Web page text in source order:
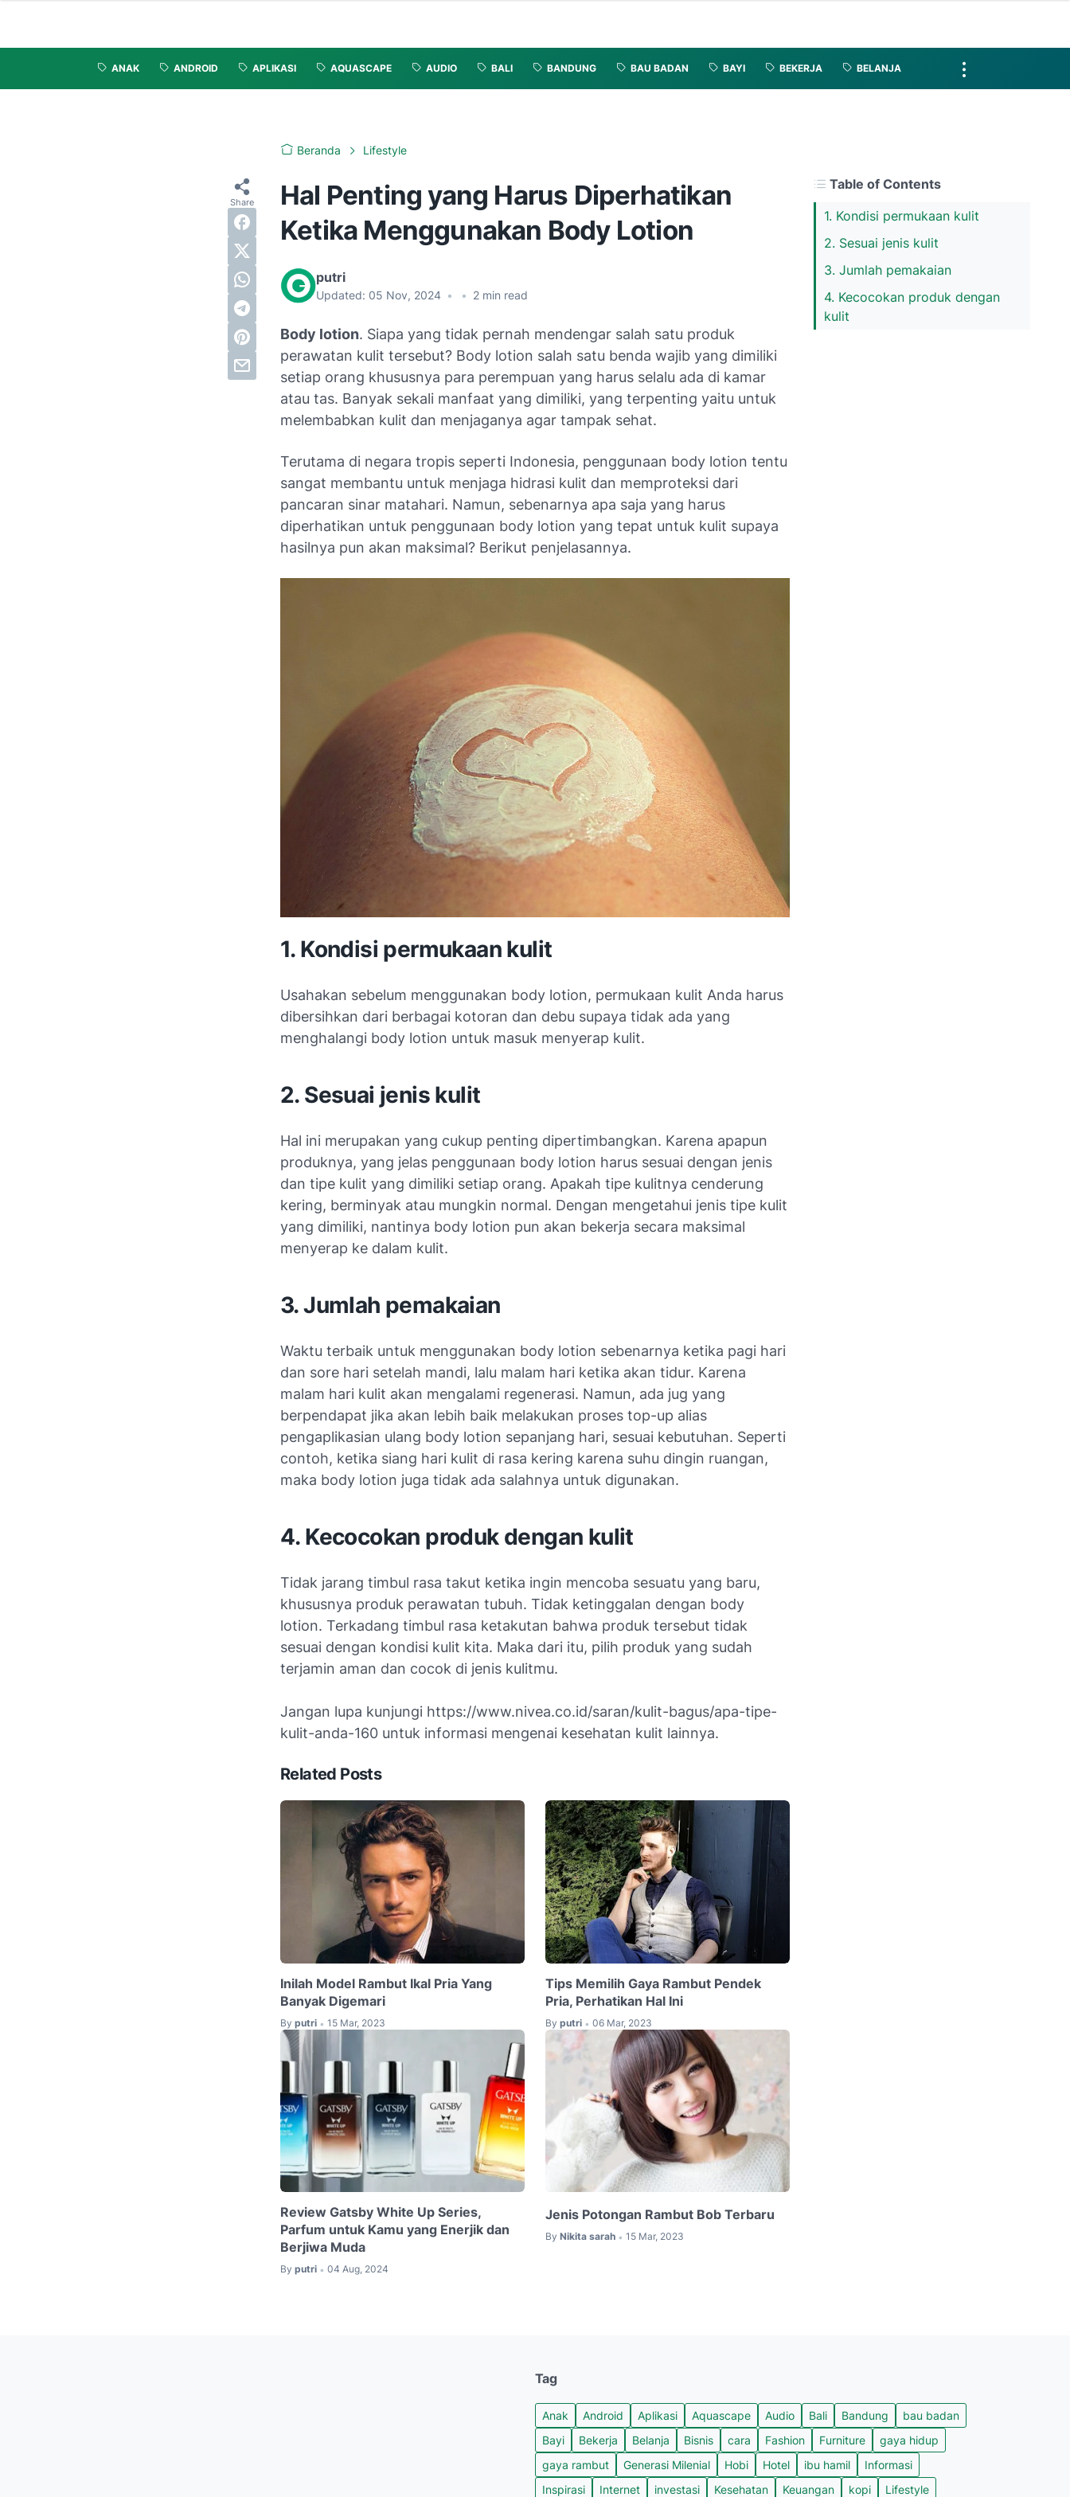
ANAK ANDROID APLIKASI AQUASCAPE AUDIO BALI BANDUNG BAU BADAN BAYI BEKERJA BELANJA
Beranda Lifestyle
Hal Penting yang Harus Diperhatikan
Ketika Menggunakan Body Lotion
putri
Updated: 05 Nov, 2024 • • 2 min read
Table of Contents
1. Kondisi permukaan kulit
2. Sesuai jenis kulit
3. Jumlah pemakaian
4. Kecocokan produk dengan
kulit
Body lotion. Siapa yang tidak pernah mendengar salah satu produk
perawatan kulit tersebut? Body lotion salah satu benda wajib yang dimiliki
setiap orang khususnya para perempuan yang harus selalu ada di kamar
atau tas. Banyak sekali manfaat yang dimiliki, yang terpenting yaitu untuk
melembabkan kulit dan menjaganya agar tampak sehat.
Terutama di negara tropis seperti Indonesia, penggunaan body lotion tentu
sangat membantu untuk menjaga hidrasi kulit dan memproteksi dari
pancaran sinar matahari. Namun, sebenarnya apa saja yang harus
diperhatikan untuk penggunaan body lotion yang tepat untuk kulit supaya
hasilnya pun akan maksimal? Berikut penjelasannya.
1. Kondisi permukaan kulit
Usahakan sebelum menggunakan body lotion, permukaan kulit Anda harus
dibersihkan dari berbagai kotoran dan debu supaya tidak ada yang
menghalangi body lotion untuk masuk menyerap kulit.
2. Sesuai jenis kulit
Hal ini merupakan yang cukup penting dipertimbangkan. Karena apapun
produknya, yang jelas penggunaan body lotion harus sesuai dengan jenis
dan tipe kulit yang dimiliki setiap orang. Apakah tipe kulitnya cenderung
kering, berminyak atau mungkin normal. Dengan mengetahui jenis tipe kulit
yang dimiliki, nantinya body lotion pun akan bekerja secara maksimal
menyerap ke dalam kulit.
3. Jumlah pemakaian
Waktu terbaik untuk menggunakan body lotion sebenarnya ketika pagi hari
dan sore hari setelah mandi, lalu malam hari ketika akan tidur. Karena
malam hari kulit akan mengalami regenerasi. Namun, ada jug yang
berpendapat jika akan lebih baik melakukan proses top-up alias
pengaplikasian ulang body lotion sepanjang hari, sesuai kebutuhan. Seperti
contoh, ketika siang hari kulit di rasa kering karena suhu dingin ruangan,
maka body lotion juga tidak ada salahnya untuk digunakan.
4. Kecocokan produk dengan kulit
Tidak jarang timbul rasa takut ketika ingin mencoba sesuatu yang baru,
khususnya produk perawatan tubuh. Tidak ketinggalan dengan body
lotion. Terkadang timbul rasa ketakutan bahwa produk tersebut tidak
sesuai dengan kondisi kulit kita. Maka dari itu, pilih produk yang sudah
terjamin aman dan cocok di jenis kulitmu.
Jangan lupa kunjungi https://www.nivea.co.id/saran/kulit-bagus/apa-tipe-
kulit-anda-160 untuk informasi mengenai kesehatan kulit lainnya.
Related Posts
Inilah Model Rambut Ikal Pria Yang
Banyak Digemari
By putri • 15 Mar, 2023
Tips Memilih Gaya Rambut Pendek
Pria, Perhatikan Hal Ini
By putri • 06 Mar, 2023
Review Gatsby White Up Series,
Parfum untuk Kamu yang Enerjik dan
Berjiwa Muda
By putri • 04 Aug, 2024
Jenis Potongan Rambut Bob Terbaru
By Nikita sarah • 15 Mar, 2023
Tag
Anak Android Aplikasi Aquascape Audio Bali Bandung
bau badan
Bayi
Bekerja Belanja Bisnis cara Fashion Furniture
gaya hidup
gaya rambut
Generasi Milenial Hobi Hotel ibu hamil
Informasi
Inspirasi
Internet investasi Kesehatan Keuangan kopi Lifestyle